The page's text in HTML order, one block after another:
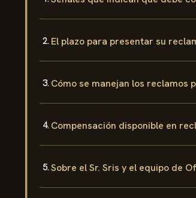
El plazo para presentar su
Cómo se manejan los reclamos
Compensación disponible en
Sobre el Sr. Sris y el equipo de